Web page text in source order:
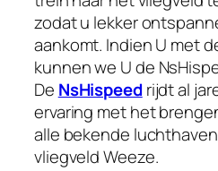
zodat u lekker
aankomt. Indien U met
kunnen we U de
De NsHispeedrijdt al
ervaring met het
alle bekende
vliegveld Weeze.